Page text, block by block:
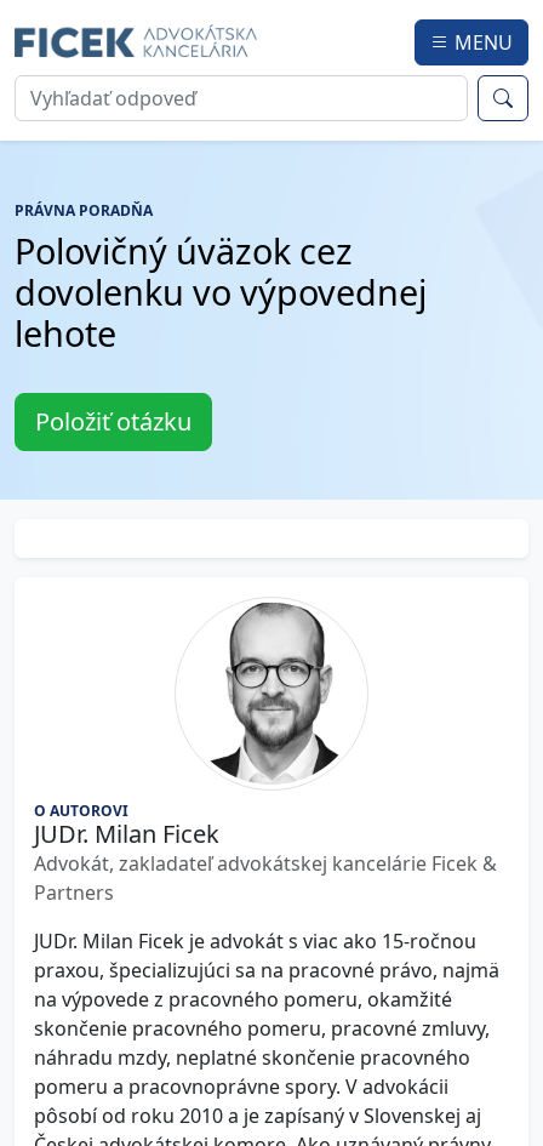
MENU
PRÁVNA PORADŇA
Polovičný úväzok cez
dovolenku vo výpovednej
lehote
Položiť otázku
O AUTOROVI
JUDr. Milan Ficek
Advokát, zakladateľ advokátskej kancelárie Ficek &
Partners
JUDr. Milan Ficek je advokát s viac ako 15-ročnou
praxou, špecializujúci sa na pracovné právo, najmä
na výpovede z pracovného pomeru, okamžité
skončenie pracovného pomeru, pracovné zmluvy,
náhradu mzdy, neplatné skončenie pracovného
pomeru a pracovnoprávne spory. V advokácii
pôsobí od roku 2010 a je zapísaný v Slovenskej aj